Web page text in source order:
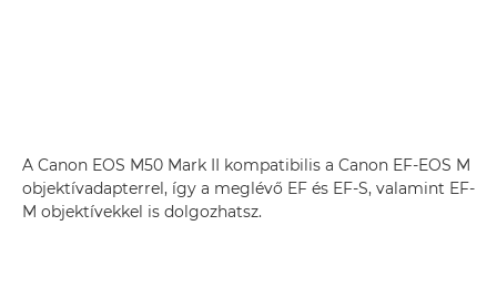
A Canon EOS M50 Mark II kompatibilis a Canon EF-EOS M
objektívadapterrel, így a meglévő EF és EF-S, valamint EF-
M objektívekkel is dolgozhatsz.